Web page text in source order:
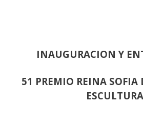
INAUGURACION Y
51 PREMIO REINA SOFIA
ESCULTURA